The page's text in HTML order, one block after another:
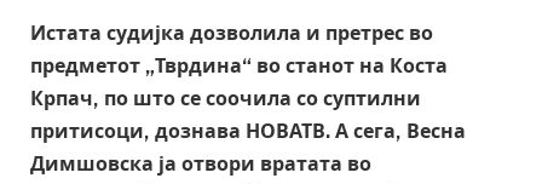
Истата судијка дозволила и претрес во
предметот „Тврдина“ во станот на Коста
Крпач, по што се соочила со суптилни
притисоци, дознава НОВАТВ. А сега, Весна
Димшовска ја отвори вратата во